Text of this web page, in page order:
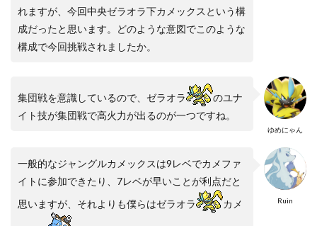
れますが、今回中央ゼラオラ下カメックスという構
成だったと思います。どのような意図でこのような
構成で今回挑戦されましたか。
ゆめにゃん
集団戦を意識しているので、ゼラオラ
のユナ
イト技が集団戦で高火力が出るのが一つですね。
Ruin
一般的なジャングルカメックスは9レベでカメファ
イトに参加できたり、7レベが早いことが利点だと
思いますが、それよりも僕らはゼラオラ
カメ